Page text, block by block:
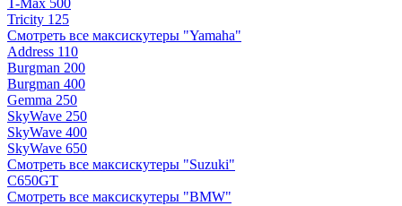
T-Max 500
Tricity 125
Смотреть все максискутеры "Yamaha"
Address 110
Burgman 200
Burgman 400
Gemma 250
SkyWave 250
SkyWave 400
SkyWave 650
Смотреть все максискутеры "Suzuki"
C650GT
Смотреть все максискутеры "BMW"